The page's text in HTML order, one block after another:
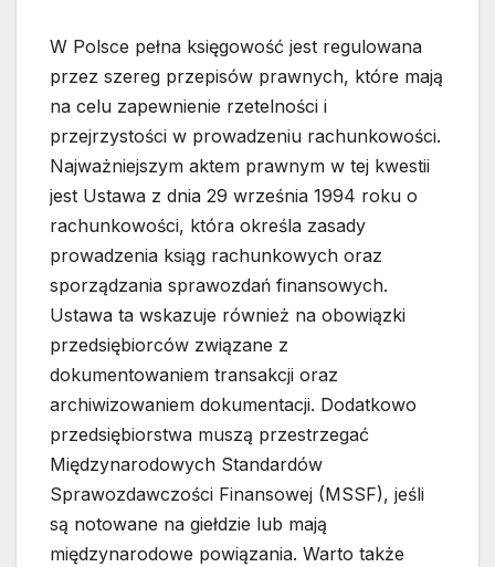
W Polsce pełna księgowość jest regulowana
przez szereg przepisów prawnych, które mają
na celu zapewnienie rzetelności i
przejrzystości w prowadzeniu rachunkowości.
Najważniejszym aktem prawnym w tej kwestii
jest Ustawa z dnia 29 września 1994 roku o
rachunkowości, która określa zasady
prowadzenia ksiąg rachunkowych oraz
sporządzania sprawozdań finansowych.
Ustawa ta wskazuje również na obowiązki
przedsiębiorców związane z
dokumentowaniem transakcji oraz
archiwizowaniem dokumentacji. Dodatkowo
przedsiębiorstwa muszą przestrzegać
Międzynarodowych Standardów
Sprawozdawczości Finansowej (MSSF), jeśli
są notowane na giełdzie lub mają
międzynarodowe powiązania. Warto także